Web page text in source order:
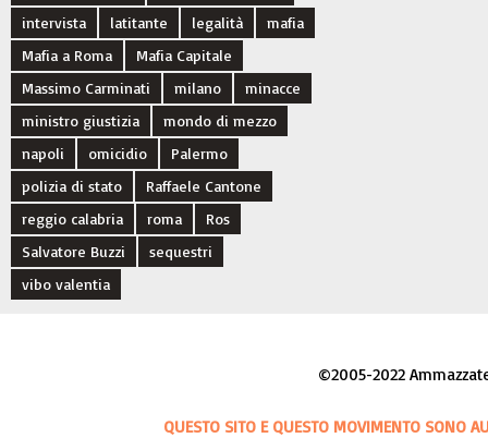
intervista
latitante legalità
mafia
Mafia a Roma
Mafia Capitale
Massimo Carminati
milano
minacce
ministro giustizia
mondo di mezzo
napoli
omicidio
Palermo
polizia di stato
Raffaele Cantone
reggio calabria
roma
Ros
Salvatore Buzzi
sequestri
vibo valentia
©2005-2022
QUESTO SITO E QUESTO MOVIMENTO SONO